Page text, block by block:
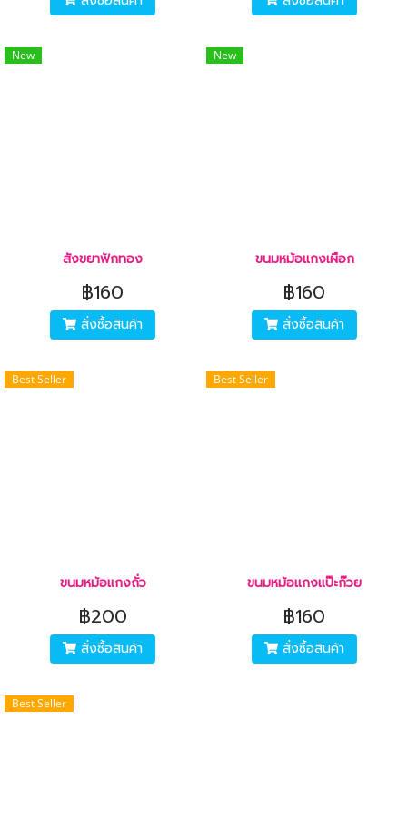
New
สังขยาฟักทอง
฿160
สั่งซื้อสินค้า
New
ขนมหม้อแกงเผือก
฿160
สั่งซื้อสินค้า
Best Seller
ขนมหม้อแกงถั่ว
฿200
สั่งซื้อสินค้า
Best Seller
ขนมหม้อแกงแป๊ะก๊วย
฿160
สั่งซื้อสินค้า
Best Seller